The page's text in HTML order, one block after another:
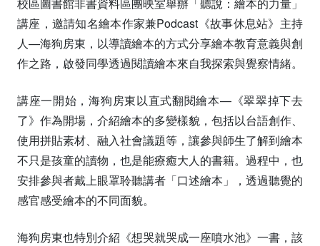
講座，邀請知名繪本作家兼Podcast《故事休息站》主持
人—海狗房東，以導讀繪本的方式分享繪本教育意義與創
作之路，啟發同學透過閱讀繪本來自我探索與覺察情緒。
講座一開始，海狗房東以直式翻閱繪本—《翠翠掉下去
了》作為開場，介紹繪本的多變樣貌，包括以台語創作、
使用拼貼素材、融入社會議題等，讓參與師生了解到繪本
不只是孩童的讀物，也是能療癒大人的書籍。過程中，也
安排參與者戴上眼罩聆聽講者「口述繪本」，透過聽覺的
感官感受繪本的不同面貌。
海狗房東也特別介紹《想哭就哭成一座噴水池》一書，該